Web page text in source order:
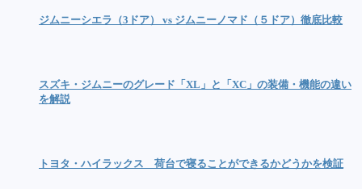
ジムニーシエラ（3ドア） vs ジムニーノマド（５ドア）徹底比較
スズキ・ジムニーのグレード「XL」と「XC」の装備・機能の違い
を解説
トヨタ・ハイラックス 荷台で寝ることができるかどうかを検証